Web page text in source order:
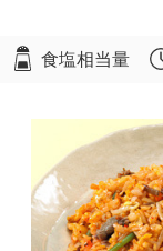
食塩相当量